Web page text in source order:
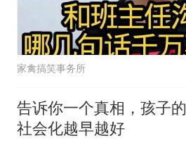
家禽搞笑事务所
告诉你一个真相，孩子的
社会化越早越好